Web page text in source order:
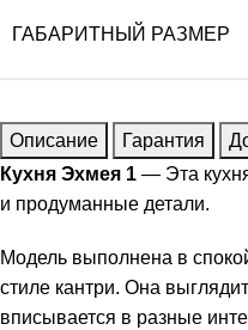
ГАБАРИТНЫЙ РАЗМЕР
Описание Гарантия
Кухня Эхмея 1 — Эта
и продуманные детали.
Модель выполнена в
стиле кантри. Она
вписывается в разные